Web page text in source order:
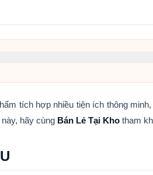
tích hợp nhiều tiện ích thông
hãy cùng Bán Lẻ Tại Kho tham